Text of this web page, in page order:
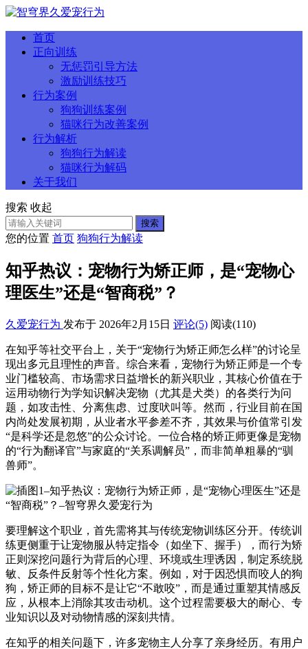
首页
正向训练
无惩罚引导方法
激励训练技巧
行为案例
狗狗训练案例
猫咪行为改善案例
行为解析
狗狗行为解读
猫咪行为解码
关于我们
搜索 收起
搜索
您的位置 首页 狗狗行为解读
知乎热议：宠物行为矫正师，是“宠物心
理医生”还是“智商税”？
久爱宠行为 发布于 2026年2月15日 评论(5) 阅读(110)
在知乎等社交平台上，关于“宠物行为矫正师怎么样”的讨论呈
现出多元且理性的声音。综合来看，宠物行为矫正师是一个专
业门槛较高、市场需求日益增长的新兴职业，其核心价值在于
运用动物行为学知识解决宠物（尤其是犬类）的各类行为问
题，如攻击性、分离焦虑、过度吠叫等。然而，行业目前在国
内尚处发展初期，从业者水平参差不齐，其效果与价值常引发
“是科学还是忽悠”的公众讨论。一位合格的矫正师更像是宠物
的“行为翻译官”与家庭的“关系调解员”，而非简单粗暴的“驯
兽师”。
要理解这个职业，首先需将其与传统宠物训练区分开。传统训
练更侧重于让宠物服从特定指令（如坐下、握手），而行为矫
正则深挖问题行为背后的心理、环境或生理诱因，制定系统脱
敏、反条件反射等个性化方案。例如，对于因恐惧而咬人的狗
狗，矫正师的目标不是让它“不敢咬”，而是通过重塑其情感反
应，从根本上消除其攻击动机。这个过程需要极大的耐心、专
业知识以及对动物情感的深刻共情。
在知乎的相关问题下，许多宠物主人分享了亲身经历。有用户